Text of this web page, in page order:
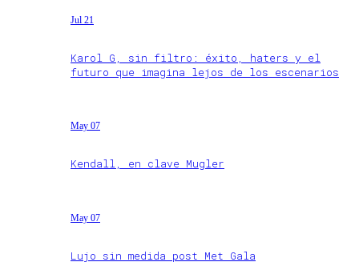
Jul 21
Karol G, sin filtro: éxito, haters y el
futuro que imagina lejos de los escenarios
May 07
Kendall, en clave Mugler
May 07
Lujo sin medida post Met Gala